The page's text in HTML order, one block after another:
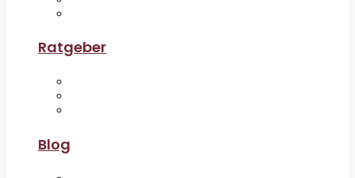
Ratgeber
Blog